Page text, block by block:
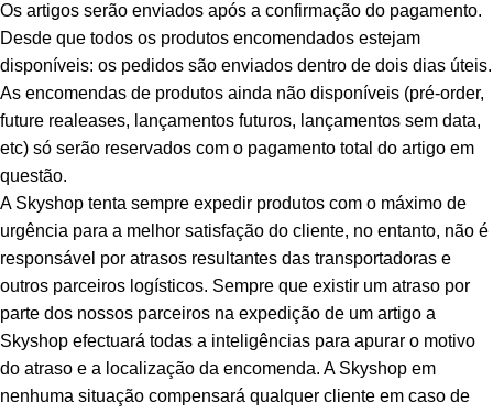
Os artigos serão enviados após a confirmação do pagamento.
Desde que todos os produtos encomendados estejam
disponíveis: os pedidos são enviados dentro de dois dias úteis.
As encomendas de produtos ainda não disponíveis (pré-order,
future realeases, lançamentos futuros, lançamentos sem data,
etc) só serão reservados com o pagamento total do artigo em
questão.
A Skyshop tenta sempre expedir produtos com o máximo de
urgência para a melhor satisfação do cliente, no entanto, não é
responsável por atrasos resultantes das transportadoras e
outros parceiros logísticos. Sempre que existir um atraso por
parte dos nossos parceiros na expedição de um artigo a
Skyshop efectuará todas a inteligências para apurar o motivo
do atraso e a localização da encomenda. A Skyshop em
nenhuma situação compensará qualquer cliente em caso de